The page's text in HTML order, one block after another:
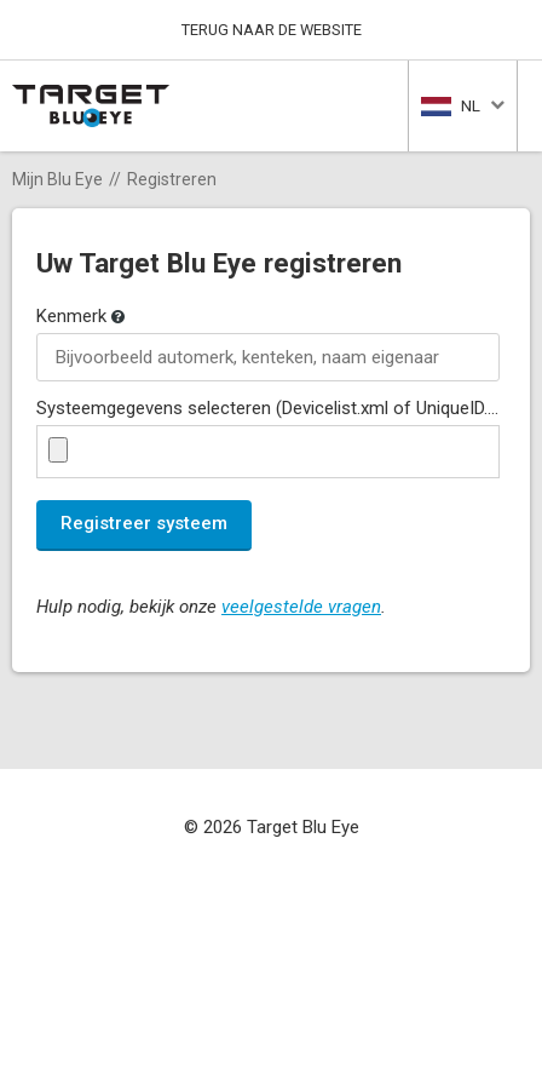
TERUG NAAR DE WEBSITE
NL
Mijn Blu Eye Registreren
Uw Target Blu Eye registreren
Kenmerk
Systeemgegevens selecteren (Devicelist.xml of UniqueID.txt)
Registreer systeem
Hulp nodig, bekijk onze veelgestelde vragen.
© 2026 Target Blu Eye